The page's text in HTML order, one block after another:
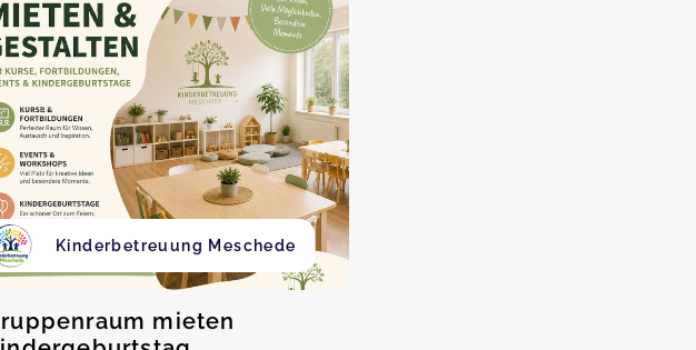
Kinderbetreuung Meschede
mieten